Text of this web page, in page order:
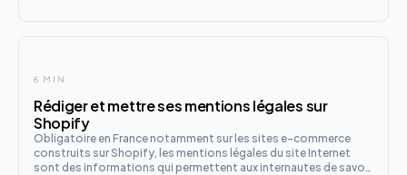
6 MIN
Rédiger et mettre ses mentions légales sur
Shopify
Obligatoire en France notamment sur les sites e-commerce
construits sur Shopify, les mentions légales du site Internet
sont des informations qui permettent aux internautes de savoir